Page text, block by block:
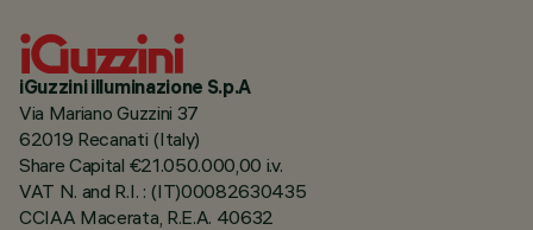
iGuzzini illuminazione S.p.A
Via Mariano Guzzini 37
62019 Recanati (Italy)
Share Capital €21.050.000,00 i.v.
VAT N. and R.I. : (IT)00082630435
CCIAA Macerata, R.E.A. 40632